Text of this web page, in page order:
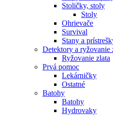
Stoličky, stoly
Stoly
Ohrievače
Survival
Stany a
Detektory a ryžovanie
Ryžovanie zlata
Prvá pomoc
Lekárničky
Ostatné
Batohy
Batohy
Hydrovaky